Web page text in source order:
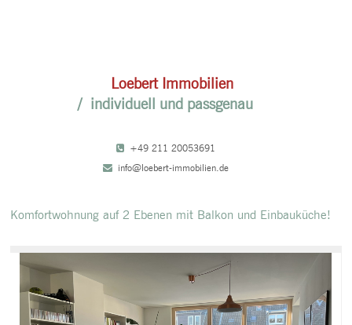
Loebert Immobilien
/ individuell und passgenau
+49 211 20053691
info@loebert-immobilien.de
Komfortwohnung auf 2 Ebenen mit Balkon und Einbauküche!